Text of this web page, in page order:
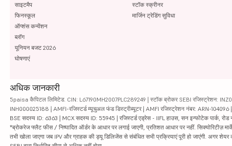
साइटमैप
फिनस्कूल
ऑप्शंस कन्वेंशन
ब्लॉग
यूनियन बजट 2026
घोषणाएं
स्टॉक स्क्रीनर
मार्जिन ट्रेडिंग सुविधा
अधिक जानकारी
5paisa कैपिटल लिमिटेड. CIN: L67190MH2007PLC289249 | स्टॉक ब्रोकर SEBI रजिस्ट्रेशन:
INH000025188 | AMFI-रजिस्टर्ड म्यूचुअल फंड डिस्ट्रीब्यूटर | AMFI रजिस्ट्रेशन नंबर: ARN-
BSE सदस्य ID: 6363 | MCX सदस्य ID: 55945 | रजिस्टर्ड एड्रेस - IIFL हाउस, सन इन्फोटेक पार्क, रोड
*ब्रोकरेज फ्लैट फीस / निष्पादित ऑर्डर के आधार पर लगाई जाएगी, प्रतिशत आधार पर नहीं.
तभी खोला जाएगा जब IPV और ग्राहक की ड्यू डिलिजेंस से संबंधित सभी प्रक्रियाएं पूरी हो जाएंगी. अगर